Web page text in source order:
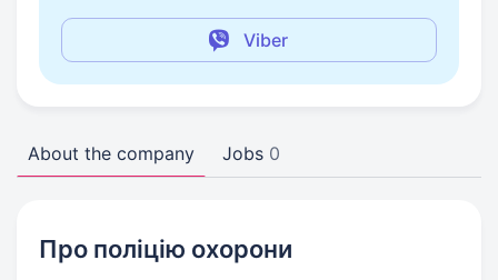
Viber
About the company Jobs 0
Про поліцію охорони